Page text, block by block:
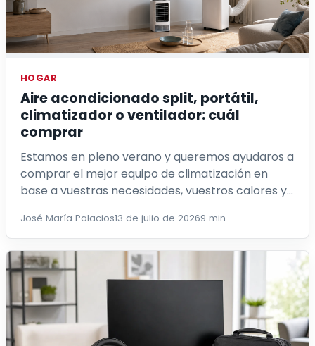
HOGAR
Aire acondicionado split, portátil,
climatizador o ventilador: cuál
comprar
Estamos en pleno verano y queremos ayudaros a
comprar el mejor equipo de climatización en
base a vuestras necesidades, vuestros calores y
José María Palacios13 de julio de 20269 min